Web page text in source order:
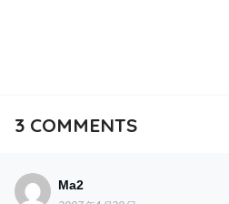
3COMMENTS
Ma2